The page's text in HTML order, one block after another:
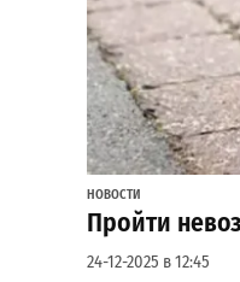
НОВОСТИ
Пройти
24-12-2025 в 12:45